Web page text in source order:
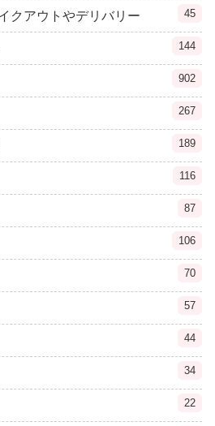
クアウトやデリバリー 45
144
902
267
189
116
87
106
70
57
44
34
22